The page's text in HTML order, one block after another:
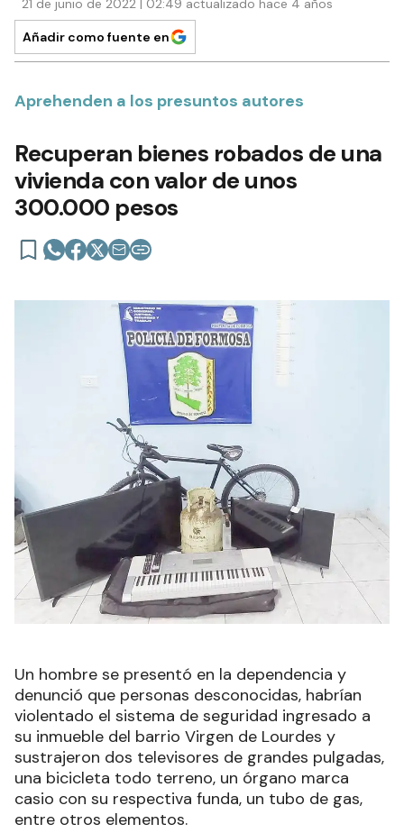
21 de junio de 2022 | 02:49 actualizado hace 4 años
Añadir como fuente en
Aprehenden a los presuntos autores
Recuperan bienes robados de una
vivienda con valor de unos
300.000 pesos
Un hombre se presentó en la dependencia y
denunció que personas desconocidas, habrían
violentado el sistema de seguridad ingresado a
su inmueble del barrio Virgen de Lourdes y
sustrajeron dos televisores de grandes pulgadas,
una bicicleta todo terreno, un órgano marca
casio con su respectiva funda, un tubo de gas,
entre otros elementos.